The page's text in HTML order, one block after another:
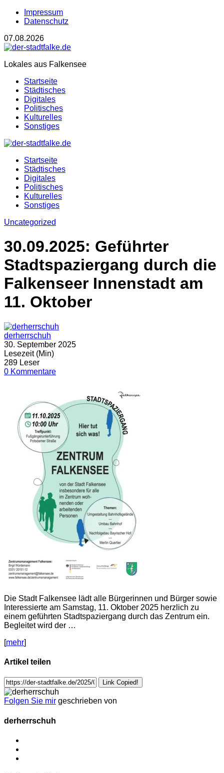
Impressum
Datenschutz
07.08.2026
Lokales aus Falkensee
Startseite
Städtisches
Digitales
Politisches
Kulturelles
Sonstiges
Startseite
Städtisches
Digitales
Politisches
Kulturelles
Sonstiges
Uncategorized
30.09.2025: Geführter
Stadtspaziergang durch die
Falkenseer Innenstadt am
11. Oktober
derherrschuh
30. September 2025
Lesezeit (Min)
289 Leser
0 Kommentare
Die Stadt Falkensee lädt alle Bürgerinnen und Bürger sowie
Interessierte am Samstag, 11. Oktober 2025 herzlich zu
einem geführten Stadtspaziergang durch das Zentrum ein.
Begleitet wird der …
[mehr]
Artikel teilen
Link Copied!
Folgen Sie mir geschrieben von
derherrschuh